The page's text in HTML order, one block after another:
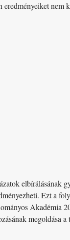
nem
elbírálásának
Ezt a
Akadémia
megoldása